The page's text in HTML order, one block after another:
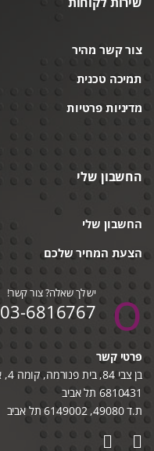
צור קשר מהיר
תמיכה טכנית
מדיניות פרטיות
החשבון שלי
החשבון שלי
הצעת המחיר שלכם
יש לך שאלה? צור קשר!
03-6816767
פרטי קשר
בן צבי 84, בית פנורמה, קומה 4, אולם 404
6810431 תל אביב
ת.ד 49080, 6149002 תל אביב